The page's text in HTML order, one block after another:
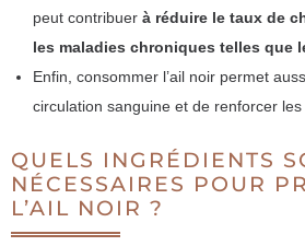
peut contribuer à réduire le taux de
les maladies chroniques telles que
Enfin, consommer l’ail noir permet
circulation sanguine et de renforcer les
QUELS INGRÉDIENTS
NÉCESSAIRES POUR
L’AIL NOIR ?